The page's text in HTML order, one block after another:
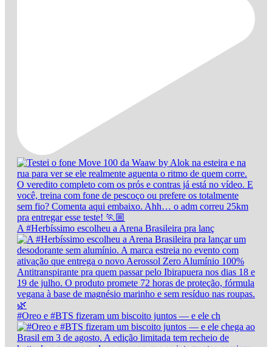
A #Herbíssimo escolheu a Arena Brasileira pra lanç
#Oreo e #BTS fizeram um biscoito juntos — e ele ch